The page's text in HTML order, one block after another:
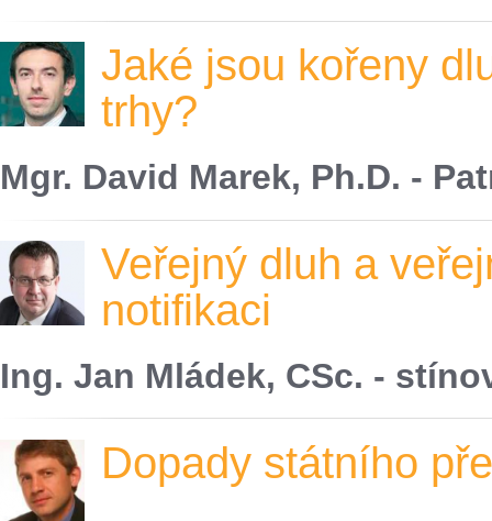
Jaké jsou kořeny
trhy?
Mgr. David Marek, Ph.D. -
Veřejný dluh a
notifikaci
Ing. Jan Mládek, CSc. -
Dopady státního